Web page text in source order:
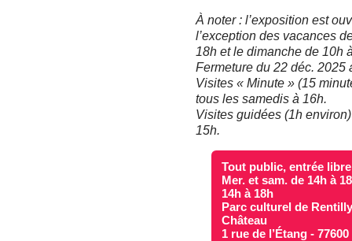
À noter : l’exposition est
l’exception des vacances
18h et le dimanche de 10h
Fermeture du 22 déc. 2025
Visites « Minute » (15
tous les samedis à 16h.
Visites guidées (1h
15h.
Tout public, entrée libre
Mer. et sam. de 14h à
14h à 18h
Parc culturel de
Château
1 rue de l’Étang -